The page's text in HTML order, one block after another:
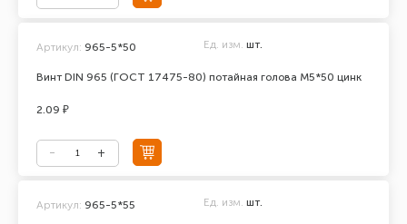
Винт DIN 965 (ГОСТ 17475-80) потайная голова М5*50 цинк
Артикул: 965-5*50 Ед. изм. шт.
2.09 ₽
Артикул: 965-5*55 Ед. изм. шт.